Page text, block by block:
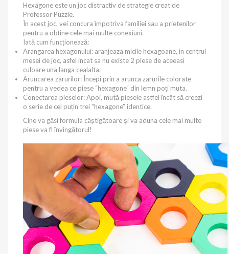
Hexagone este un joc distractiv de strategie creat de
Professor Puzzle.
În acest joc, vei concura împotriva familiei sau a prietenilor
pentru a obține cele mai multe conexiuni.
Iată cum funcționează:
Arangarea hexagonului: aranjeaza micile hexagoane, in centrul
mesei de joc, asfel incat sa nu existe 2 piese de aceeasi
culoare una langa cealalta.
Aruncarea zarurilor: Începi prin a arunca zarurile colorate
pentru a vedea ce piese “hexagone” din lemn poți muta.
Conectarea pieselor: Apoi, mută piesele astfel încât să creezi
o serie de cel puțin trei “hexagone” identice.
Cine va găsi formula câștigătoare și va aduna cele mai multe
piese va fi învingătorul!